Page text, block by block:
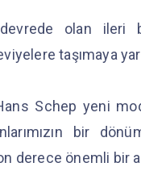
olan ileri
taşımaya
Schep yeni
bir
derece önemli bir